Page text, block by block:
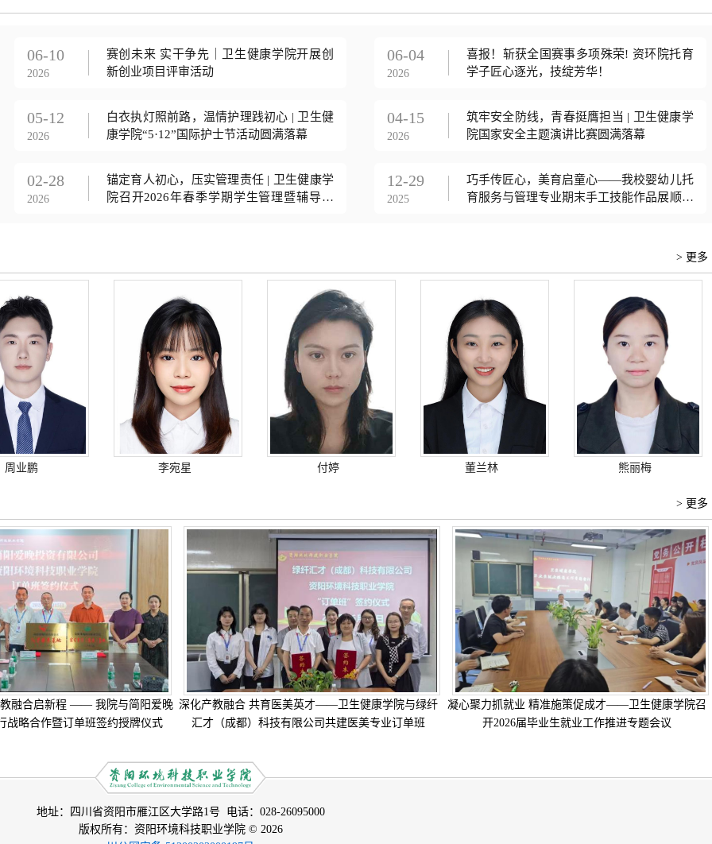
06-10
2026
赛创未来 实干争先｜卫生健康学院开展创
新创业项目评审活动
06-04
2026
喜报！斩获全国赛事多项殊荣! 资环院托育
学子匠心逐光，技绽芳华！
05-12
2026
白衣执灯照前路，温情护理践初心 | 卫生健
康学院“5·12”国际护士节活动圆满落幕
04-15
2026
筑牢安全防线，青春挺膺担当 | 卫生健康学
院国家安全主题演讲比赛圆满落幕
02-28
2026
锚定育人初心，压实管理责任 | 卫生健康学
院召开2026年春季学期学生管理暨辅导员
12-29
2025
巧手传匠心，美育启童心——我校婴幼儿托
育服务与管理专业期末手工技能作品展顺利
> 更多
周业鹏 李宛星 付婷 董兰林 熊丽梅
> 更多
融合启新程 —— 我院与简阳爱晚
战略合作暨订单班签约授牌仪式
深化产教融合 共育医美英才——卫生健康学院与绿纤
汇才（成都）科技有限公司共建医美专业订单班
凝心聚力抓就业 精准施策促成才——卫生健康学院召
开2026届毕业生就业工作推进专题会议
地址：四川省资阳市雁江区大学路1号 电话：028-26095000
版权所有：资阳环境科技职业学院 © 2026